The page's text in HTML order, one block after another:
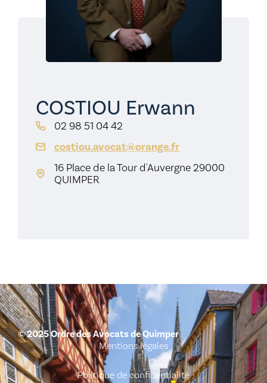
COSTIOU Erwann
02 98 51 04 42
costiou.avocat@orange.fr
16 Place de la Tour d'Auvergne 29000
QUIMPER
© 2025 Ordre des Avocats de Quimper
Mentions légales
Politique de confidentialité